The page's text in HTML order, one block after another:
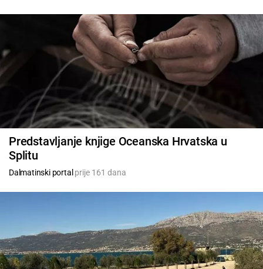
Predstavljanje knjige Oceanska Hrvatska u
Splitu
Dalmatinski portal prije 161 dana